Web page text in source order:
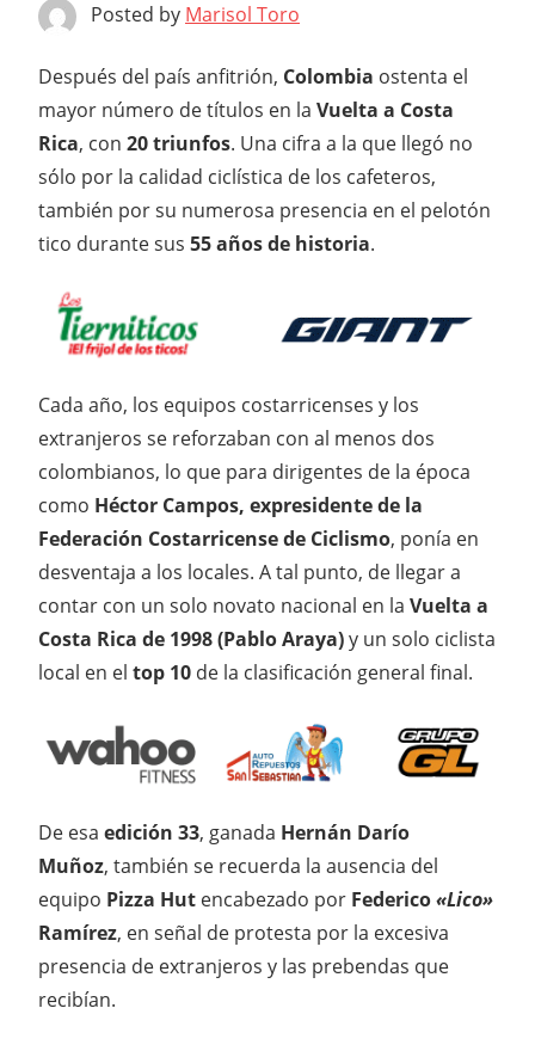
Posted by Marisol Toro
Después del país anfitrión, Colombia ostenta el
mayor número de títulos en la Vuelta a Costa
Rica, con 20triunfos. Una cifra a la que llegó no
sólo por la calidad ciclística de los cafeteros,
también por su numerosa presencia en el pelotón
tico durante sus 55 años de historia.
Cada año, los equipos costarricenses y los
extranjeros se reforzaban con al menos dos
colombianos, lo que para dirigentes de la época
como Héctor Campos, expresidente de la
Federación Costarricense de Ciclismo, ponía en
desventaja a los locales. A tal punto, de llegar a
contar con un solo novato nacional en la Vuelta a
Costa Rica de 1998 (Pablo Araya)y un solo ciclista
local en el top 10 de la clasificación general final.
De esa edición 33, ganada Hernán Darío
Muñoz, también se recuerda la ausencia del
equipo Pizza Hut encabezado por Federico«Lico»
Ramírez, en señal de protesta por la excesiva
presencia de extranjeros y las prebendas que
recibían.